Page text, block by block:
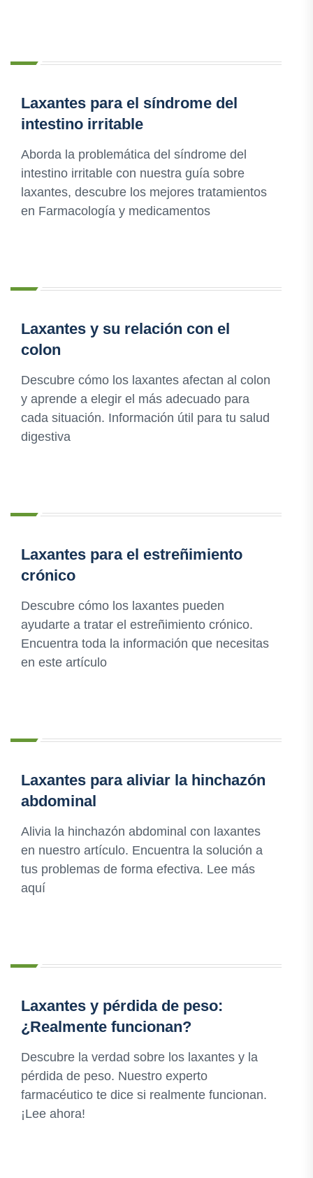
Laxantes para el síndrome del
intestino irritable
Aborda la problemática del síndrome del
intestino irritable con nuestra guía sobre
laxantes, descubre los mejores tratamientos
en Farmacología y medicamentos
Laxantes y su relación con el
colon
Descubre cómo los laxantes afectan al colon
y aprende a elegir el más adecuado para
cada situación. Información útil para tu salud
digestiva
Laxantes para el estreñimiento
crónico
Descubre cómo los laxantes pueden
ayudarte a tratar el estreñimiento crónico.
Encuentra toda la información que necesitas
en este artículo
Laxantes para aliviar la hinchazón
abdominal
Alivia la hinchazón abdominal con laxantes
en nuestro artículo. Encuentra la solución a
tus problemas de forma efectiva. Lee más
aquí
Laxantes y pérdida de peso:
¿Realmente funcionan?
Descubre la verdad sobre los laxantes y la
pérdida de peso. Nuestro experto
farmacéutico te dice si realmente funcionan.
¡Lee ahora!